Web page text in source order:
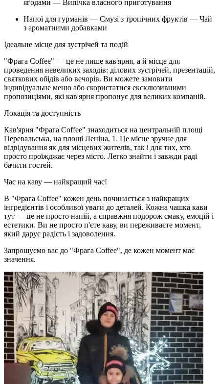
ягодами — Випічка власного приготування
Напої для гурманів — Смузі з тропічних фруктів — Чай
з ароматними добавками
Ідеальне місце для зустрічей та подій
"Фрага Coffee" — це не лише кав'ярня, а й місце для
проведення невеликих заходів: ділових зустрічей, презентацій,
святкових обідів або вечорів. Ви можете замовити
індивідуальне меню або скористатися ексклюзивними
пропозиціями, які кав'ярня пропонує для великих компаній.
Локація та доступність
Кав'ярня "Фрага Coffee" знаходиться на центральній площі
Перевальська, на площі Леніна, 1. Це місце зручне для
відвідування як для місцевих жителів, так і для тих, хто
просто проїжджає через місто. Легко знайти і завжди раді
бачити гостей.
Час на каву — найкращий час!
В "Фрага Coffee" кожен день починається з найкращих
інгредієнтів і особливої уваги до деталей. Кожна чашка кави
тут — це не просто напій, а справжня подорож смаку, емоцій і
естетики. Ви не просто п'єте каву, ви переживаєте момент,
який дарує радість і задоволення.
Запрошуємо вас до "Фрага Coffee", де кожен момент має
значення.